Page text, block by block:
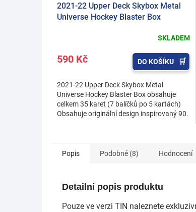
2021-22 Upper Deck Skybox Metal
Universe Hockey Blaster Box
SKLADEM
590 Kč DO KOŠÍKU
2021-22 Upper Deck Skybox Metal
Universe Hockey Blaster Box obsahuje
celkem 35 karet (7 balíčků po 5 kartách)
Obsahuje originální design inspirovaný 90.
Popis Podobné (8) Hodnocení
Detailní popis produktu
Pouze ve verzi TIN naleznete